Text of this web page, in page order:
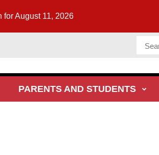
for August 11, 2026
PARENTS AND STUDENTS